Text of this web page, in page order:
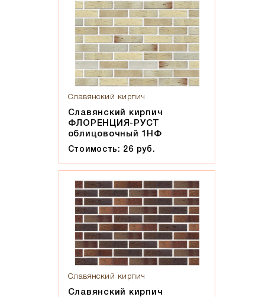
Славянский кирпич
Славянский кирпич
ФЛОРЕНЦИЯ-РУСТ
облицовочный 1НФ
Стоимость: 26 руб.
Славянский кирпич
Славянский кирпич